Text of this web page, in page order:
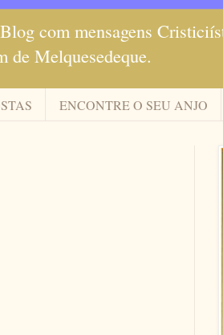
com mensagens
de Melquesedeque.
ENCONTRE O SEU ANJO